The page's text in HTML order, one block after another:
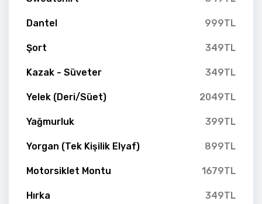
Dantel 999TL
Şort 349TL
Kazak - Süveter 349TL
Yelek (Deri/Süet) 2049TL
Yağmurluk 399TL
Yorgan (Tek Kişilik Elyaf) 899TL
Motorsiklet Montu 1679TL
Hırka 349TL